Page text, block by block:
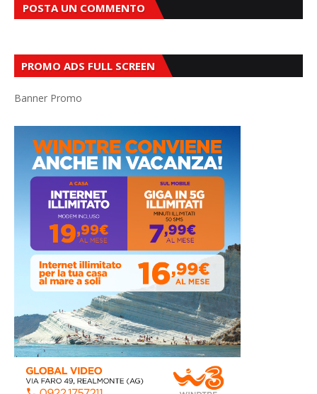
POSTA UN COMMENTO
PROMO ADS FULL SCREEN
Banner Promo